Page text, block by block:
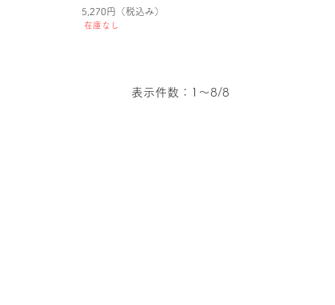
5,270円 （税込み）
在庫なし
表示件数：1～8/8